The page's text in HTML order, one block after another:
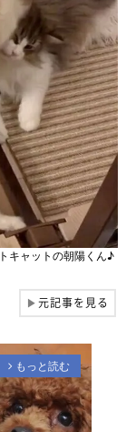
キャットの朝陽くん♪
▶元記事を見る
arrow_forward_ios もっと読む